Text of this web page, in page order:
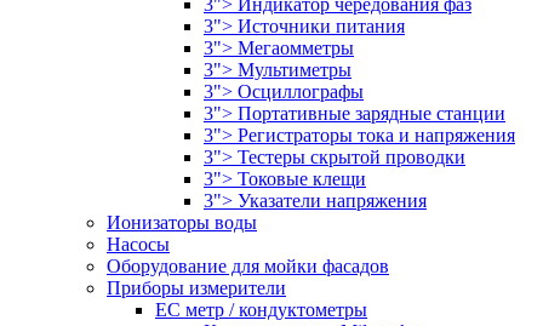
3"> Индикатор чередования фаз
3"> Источники питания
3"> Мегаомметры
3"> Мультиметры
3"> Осциллографы
3"> Портативные зарядные станции
3"> Регистраторы тока и напряжения
3"> Тестеры скрытой проводки
3"> Токовые клещи
3"> Указатели напряжения
Ионизаторы воды
Насосы
Оборудование для мойки фасадов
Приборы измерители
EC метр / кондуктометры